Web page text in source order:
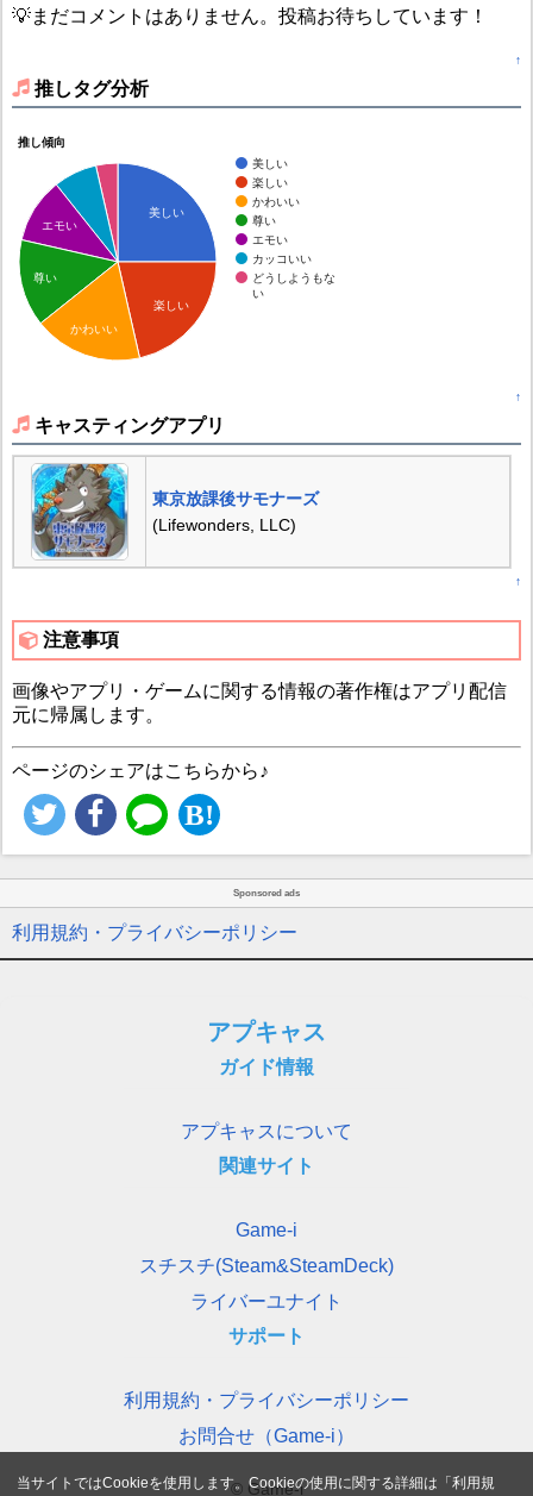
💡まだコメントはありません。投稿お待ちしています！
↑
推しタグ分析
推し傾向
美しい
楽しい
かわいい
尊い
エモい
カッコいい
どうしようもな
い
美しい
楽しい
エモい
尊い
かわいい
↑
キャスティングアプリ
東京放課後サモナーズ
(Lifewonders, LLC)
↑
注意事項
画像やアプリ・ゲームに関する情報の著作権はアプリ配信
元に帰属します。
ページのシェアはこちらから♪
Sponsored ads
利用規約・プライバシーポリシー
アプキャス
ガイド情報
アプキャスについて
関連サイト
Game-i
スチスチ(Steam&SteamDeck)
ライバーユナイト
サポート
利用規約・プライバシーポリシー
お問合せ（Game-i）
© Game-i
当サイトではCookieを使用します。Cookieの使用に関する詳細は「利用規